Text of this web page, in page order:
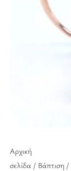
Αρχική
σελίδα / Βάπτιση /
ποσότητα